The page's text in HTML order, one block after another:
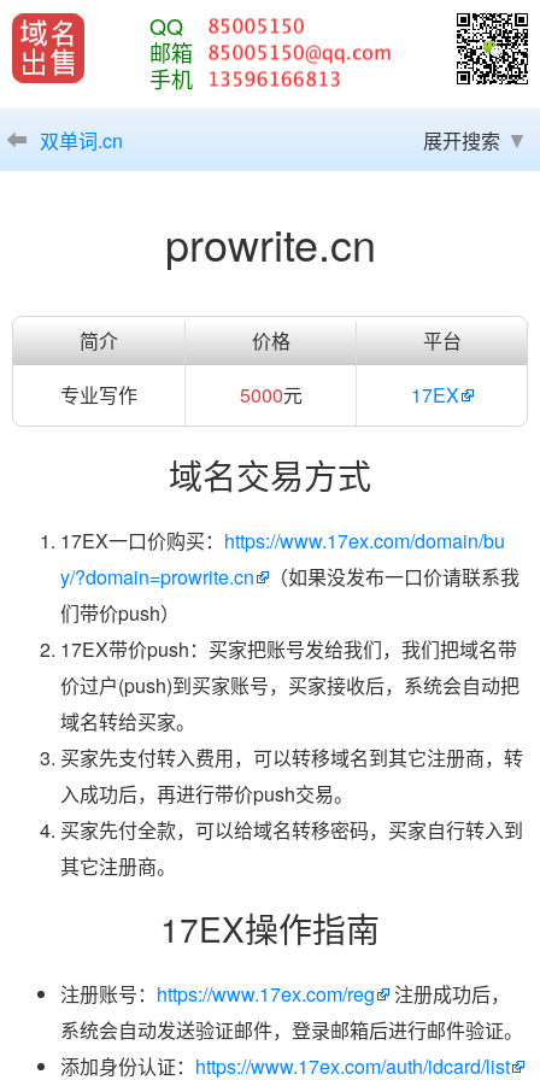
QQ
邮箱
手机
双单词.cn 展开搜索
prowrite.cn
简介 价格
平台
专业写作
5000元 17EX
域名交易方式
17EX一口价购买： https://www.17ex.com/domain/bu
y/?domain=prowrite.cn
（如果没发布一口价请联系我
们带价push）
17EX带价push：买家把账号发给我们，我们把域名带
价过户(push)到买家账号，买家接收后，系统会自动把
域名转给买家。
买家先支付转入费用，可以转移域名到其它注册商，转
入成功后，再进行带价push交易。
买家先付全款，可以给域名转移密码，买家自行转入到
其它注册商。
17EX操作指南
注册账号： https://www.17ex.com/reg
注册成功后，
系统会自动发送验证邮件，登录邮箱后进行邮件验证。
添加身份认证： https://www.17ex.com/auth/idcard/list